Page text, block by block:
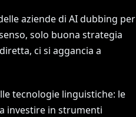
aziende di AI dubbing per
solo buona strategia
ci si aggancia a
tecnologie linguistiche: le
investire in strumenti